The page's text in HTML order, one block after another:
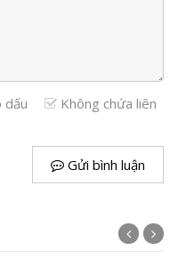
dấu
Không chứa liên
Gửi bình luận